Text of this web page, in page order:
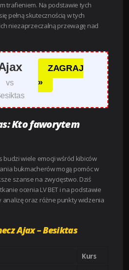
trafieniem. Na podstawie tych
pełną skutecznością w tych
niezaprzeczalną przewagę nad
vs
ZAGRAJ
»
Kto faworytem
budzi wiele emocji wśród kibiców
bukmacherów mogą pomóc w
szanse na zwycięstwo. Dziś
ocenia LV BET i na podstawie
analizę oraz różne punkty widzenia
Ajax – Besiktas
Kurs